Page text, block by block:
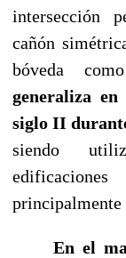
intersección
cañón
bóveda
generaliza
siglo II
siendo
principalmente
En el